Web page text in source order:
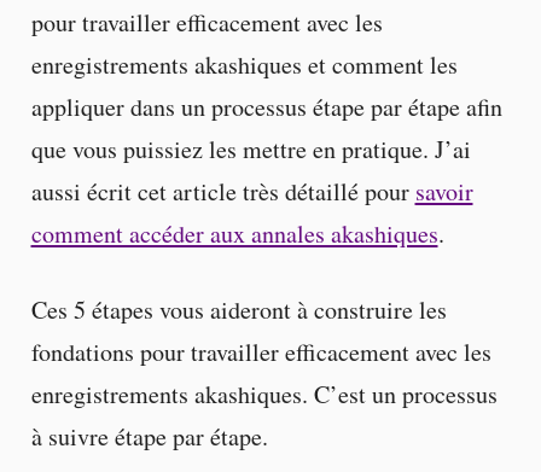
pour travailler efficacement avec les
enregistrements akashiques et comment les
appliquer dans un processus étape par étape afin
que vous puissiez les mettre en pratique. J’ai
aussi écrit cet article très détaillé pour savoir
comment accéder aux annales akashiques.
Ces 5 étapes vous aideront à construire les
fondations pour travailler efficacement avec les
enregistrements akashiques. C’est un processus
à suivre étape par étape.